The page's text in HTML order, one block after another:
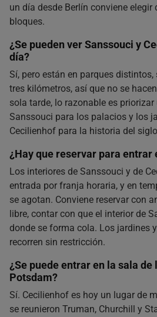
un día desde Berlín conviene elegir
bloques.
¿Se pueden ver Sanssouci y
día?
Sí, pero están en parques
tres kilómetros, así que no se
sola tarde, lo razonable es
Sanssouci para los palacios y los
Cecilienhof para la historia del
¿Hay que reservar para entrar
Los interiores de Sanssouci y de
entrada por franja horaria, y en
se agotan. Conviene reservar con
libre, contar con que el interior de
donde se forma cola. Los jardines
recorren sin restricción.
¿Se puede entrar en la sala
Potsdam?
Sí. Cecilienhof es hoy un lugar de
se reunieron Truman, Churchill y